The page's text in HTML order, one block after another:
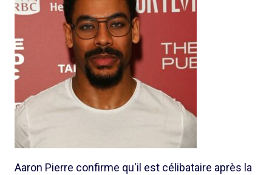
Aaron Pierre confirme qu'il est célibataire après la